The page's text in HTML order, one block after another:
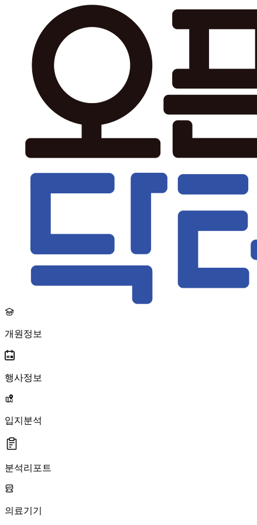
개원정보
행사정보
입지분석
분석리포트
의료기기